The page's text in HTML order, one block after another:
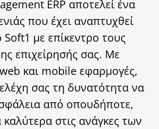
ERP αποτελεί ένα
που έχει αναπτυχθεί
Soft1 με επίκεντρο τους
επιχείρησής σας. Με
και mobile εφαρμογές,
σας τη δυνατότητα να
από οπουδήποτε,
στις ανάγκες των